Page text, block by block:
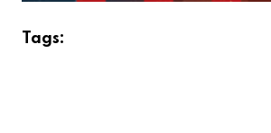
Tags: